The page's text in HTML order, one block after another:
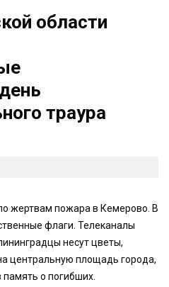
области
траура
жертвам пожара в Кемерово. В
флаги. Телеканалы
несут цветы,
центральную площадь города,
о погибших.